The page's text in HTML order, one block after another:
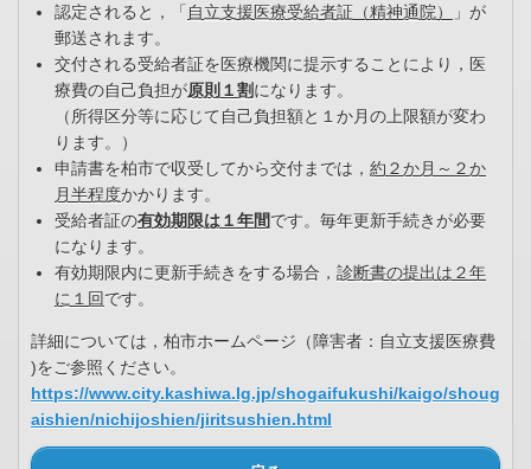
認定されると，「 自立支援医療受給者証（精神通院）
」が
郵送されます。
交付される受給者証を医療機関に提示することにより，医
療費の自己負担が原則１割になります。
（所得区分等に応じて自己負担額と１か月の上限額が変わ
ります。）
申請書を柏市で収受してから交付までは， 約２か月～２か
月半程度かかります。
受給者証の有効期限は１年間です。毎年更新手続きが必要
になります。
有効期限内に更新手続きをする場合， 診断書の提出は２年
に１回です。
詳細については，柏市ホームページ（障害者：自立支援医療費
)をご参照ください。
https://www.city.kashiwa.lg.jp/shogaifukushi/kaigo/shoug
aishien/nichijoshien/jiritsushien.html